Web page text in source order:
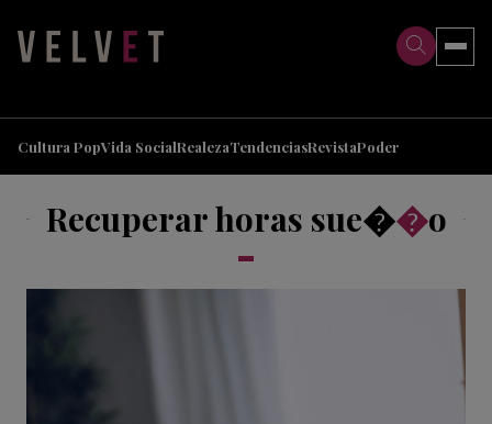
Cultura PopVida SocialRealezaTendenciasRevistaPoder
Recuperar horas sue��o